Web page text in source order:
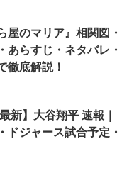
屋のマリア』相関図・
あらすじ・ネタバレ・
徹底解説！
新】大谷翔平 速報｜
ドジャース試合予定・